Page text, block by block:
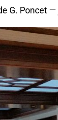
G. Poncet